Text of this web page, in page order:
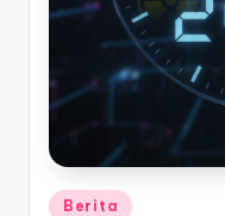
Posted
Berita